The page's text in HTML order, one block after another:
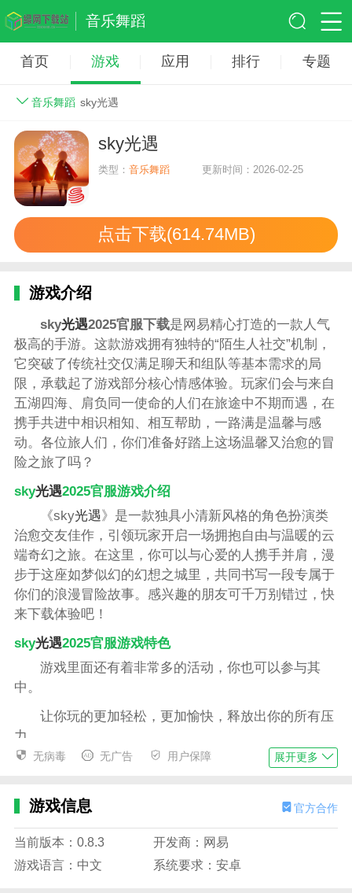
音乐舞蹈
首页 游戏 应用 排行 专题
音乐舞蹈 sky光遇
sky光遇
类型：音乐舞蹈 更新时间：2026-02-25
点击下载(614.74MB)
游戏介绍
sky光遇2025官服下载是网易精心打造的一款人气
极高的手游。这款游戏拥有独特的“陌生人社交”机制，
它突破了传统社交仅满足聊天和组队等基本需求的局
限，承载起了游戏部分核心情感体验。玩家们会与来自
五湖四海、肩负同一使命的人们在旅途中不期而遇，在
携手共进中相识相知、相互帮助，一路满是温馨与感
动。各位旅人们，你们准备好踏上这场温馨又治愈的冒
险之旅了吗？
sky光遇2025官服游戏介绍
《sky光遇》是一款独具小清新风格的角色扮演类
治愈交友佳作，引领玩家开启一场拥抱自由与温暖的云
端奇幻之旅。在这里，你可以与心爱的人携手并肩，漫
步于这座如梦似幻的幻想之城里，共同书写一段专属于
你们的浪漫冒险故事。感兴趣的朋友可千万别错过，快
来下载体验吧！
sky光遇2025官服游戏特色
游戏里面还有着非常多的活动，你也可以参与其
中。
让你玩的更加轻松，更加愉快，释放出你的所有压
力。
有着清新唯美的画面设计，呈现出了不一样的风
在这个如梦般的场景里面自由的遨游，没有任何的
限制。
sky光遇2025官服游戏亮点
无病毒 无广告 用户保障 展开更多
游戏信息 官方合作
当前版本：0.8.3
开发商：网易
游戏语言：中文
系统要求：安卓